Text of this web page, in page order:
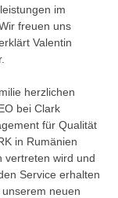
im
freuen uns
Valentin
herzlichen
bei Clark
für Qualität
in Rumänien
vertreten wird und
Service erhalten
neuen